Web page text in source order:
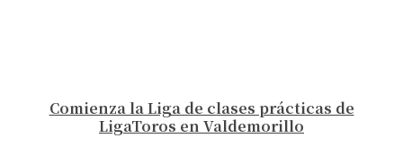
Comienza la Liga de clases prácticas de
LigaToros en Valdemorillo